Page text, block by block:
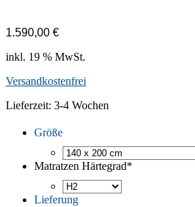
1.590,00 €
inkl. 19 % MwSt.
Versandkostenfrei
Lieferzeit: 3-4 Wochen
Größe
Matratzen Härtegrad*
Lieferung